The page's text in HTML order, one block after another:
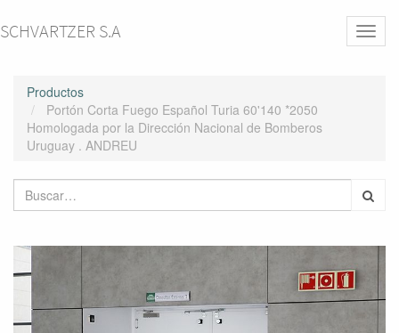
SCHVARTZER S.A
Productos
Portón Corta Fuego Español Turia 60'140 *2050
Homologada por la Dirección Nacional de Bomberos
Uruguay . ANDREU